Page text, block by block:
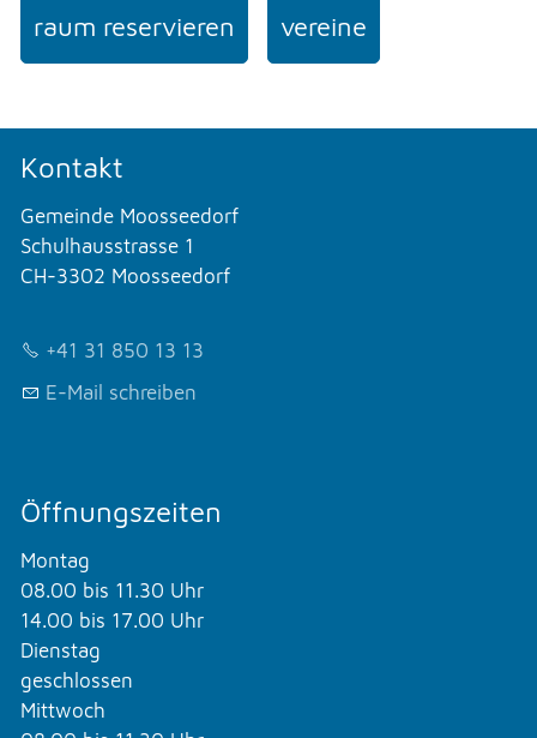
raum reservieren vereine
Kontakt
Gemeinde Moosseedorf
Schulhausstrasse 1
CH-3302 Moosseedorf
+41 31 850 13 13
E-Mail schreiben
Öffnungszeiten
Montag
08.00 bis 11.30 Uhr
14.00 bis 17.00 Uhr
Dienstag
geschlossen
Mittwoch